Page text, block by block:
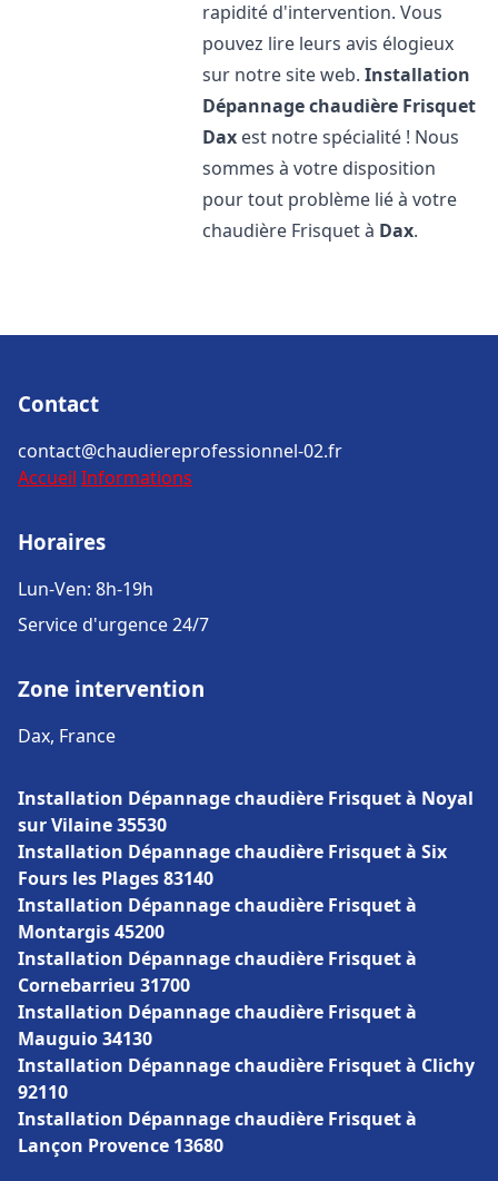
rapidité d'intervention. Vous
pouvez lire leurs avis élogieux
sur notre site web.Installation
Dépannage chaudière Frisquet
Dax est notre spécialité ! Nous
sommes à votre disposition
pour tout problème lié à votre
chaudière Frisquet à Dax.
Contact
contact@chaudiereprofessionnel-02.fr
Accueil Informations
Horaires
Lun-Ven: 8h-19h
Service d'urgence 24/7
Zone intervention
Dax, France
Installation Dépannage chaudière Frisquet à Noyal
sur Vilaine 35530
Installation Dépannage chaudière Frisquet à Six
Fours les Plages 83140
Installation Dépannage chaudière Frisquet à
Montargis 45200
Installation Dépannage chaudière Frisquet à
Cornebarrieu 31700
Installation Dépannage chaudière Frisquet à
Mauguio 34130
Installation Dépannage chaudière Frisquet à Clichy
92110
Installation Dépannage chaudière Frisquet à
Lançon Provence 13680